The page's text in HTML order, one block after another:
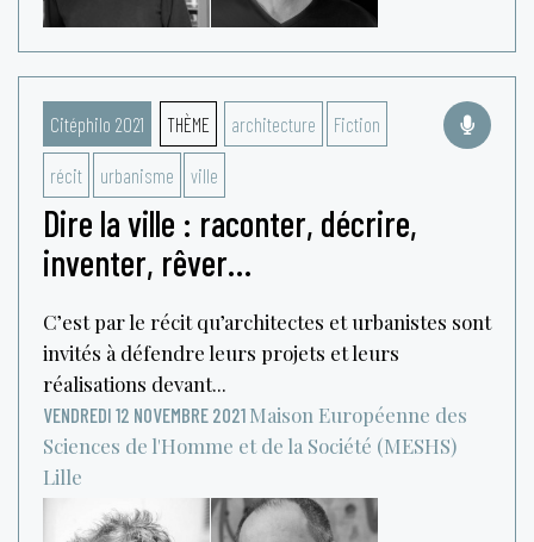
Citéphilo 2021 THÈME architecture Fiction
récit urbanisme ville
Dire la ville : raconter, décrire,
inventer, rêver…
C’est par le récit qu’architectes et urbanistes sont
invités à défendre leurs projets et leurs
réalisations devant...
VENDREDI 12 NOVEMBRE 2021 Maison Européenne des
Sciences de l'Homme et de la Société (MESHS)
Lille